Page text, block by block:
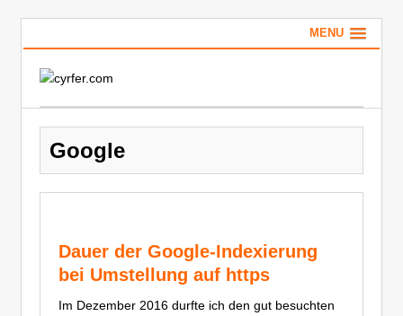
MENU
Google
Dauer der Google-Indexierung
bei Umstellung auf https
Im Dezember 2016 durfte ich den gut besuchten